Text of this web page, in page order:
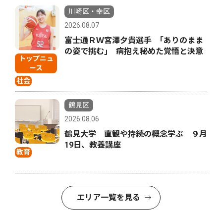
トップニュ
ース
社会
川崎区・幸区
2026.08.07
富士通ＲＷ宮澤夕貴選手 ｢ありのまま
の姿で挑む｣ 病抱え秘めた覚悟と決意
教育
鶴見区
2026.08.06
鶴見大学 直観や持続の概念学ぶ ９月
19日、教養講座
エリア一覧を見る